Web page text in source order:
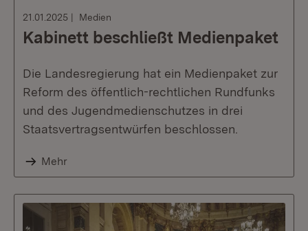
21.01.2025 Medien
Kabinett beschließt Medienpaket
Die Landesregierung hat ein Medienpaket zur
Reform des öffentlich-rechtlichen Rundfunks
und des Jugendmedienschutzes in drei
Staatsvertragsentwürfen beschlossen.
Mehr